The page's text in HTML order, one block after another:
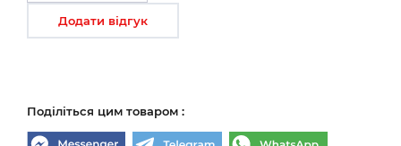
Додати відгук
Поділіться цим товаром :